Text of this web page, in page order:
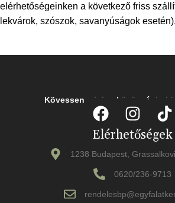
elérhetőségeinken a következő friss
lekvárok, szószok, savanyúságok esetén).
Kövessen minket közösségi
Elérhetőségek
1238 Budapest,
0620/236-9713